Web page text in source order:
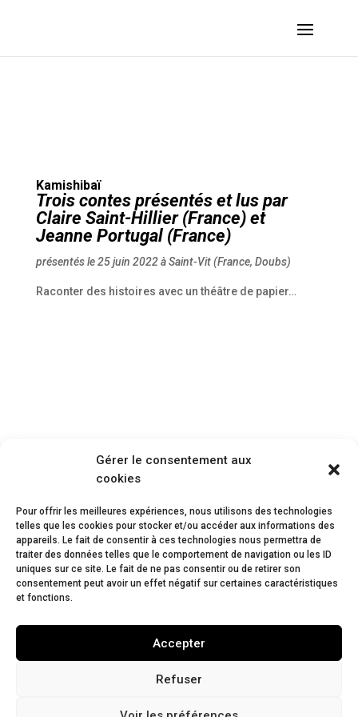
Gérer le consentement aux
cookies
Pour offrir les meilleures expériences, nous utilisons des technologies
telles que les cookies pour stocker et/ou accéder aux informations des
appareils. Le fait de consentir à ces technologies nous permettra de
traiter des données telles que le comportement de navigation ou les ID
uniques sur ce site. Le fait de ne pas consentir ou de retirer son
consentement peut avoir un effet négatif sur certaines caractéristiques
et fonctions.
Accepter
Refuser
Kamishibaï
Trois contes présentés et lus par
Claire Saint-Hillier (France) et
Jeanne Portugal (France)
présentés le 25 juin 2022 à Saint-Vit (France, Doubs)
Raconter des histoires avec un théâtre de papier…